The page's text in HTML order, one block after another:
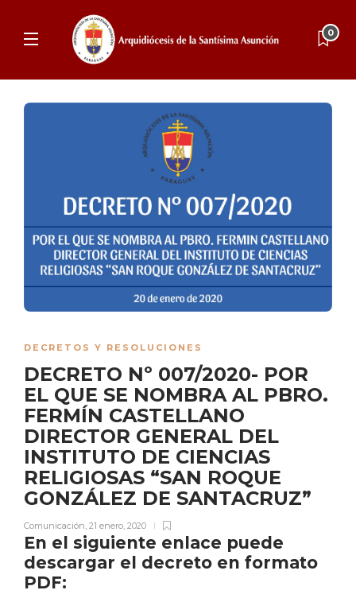
0
DECRETOS Y RESOLUCIONES
DECRETO Nº 007/2020- POR
EL QUE SE NOMBRA AL PBRO.
FERMÍN CASTELLANO
DIRECTOR GENERAL DEL
INSTITUTO DE CIENCIAS
RELIGIOSAS “SAN ROQUE
GONZÁLEZ DE SANTACRUZ”
Comunicación, 21 enero, 2020
En el siguiente enlace puede
descargar el decreto en formato
PDF: